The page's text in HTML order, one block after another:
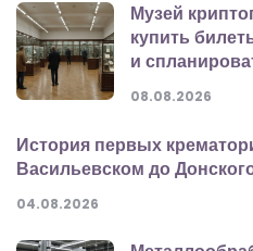
Музей
купить
и
08.08.2026
История первых
Васильевском до
04.08.2026